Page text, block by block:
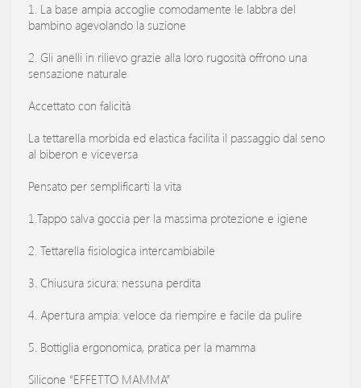
1. La base ampia accoglie comodamente le labbra del
bambino agevolando la suzione
2. Gli anelli in rilievo grazie alla loro rugosità offrono una
sensazione naturale
Accettato con falicità
La tettarella morbida ed elastica facilita il passaggio dal seno
al biberon e viceversa
Pensato per semplificarti la vita
1.Tappo salva goccia per la massima protezione e igiene
2. Tettarella fisiologica intercambiabile
3. Chiusura sicura: nessuna perdita
4. Apertura ampia: veloce da riempire e facile da pulire
5. Bottiglia ergonomica, pratica per la mamma
Silicone “EFFETTO MAMMA”